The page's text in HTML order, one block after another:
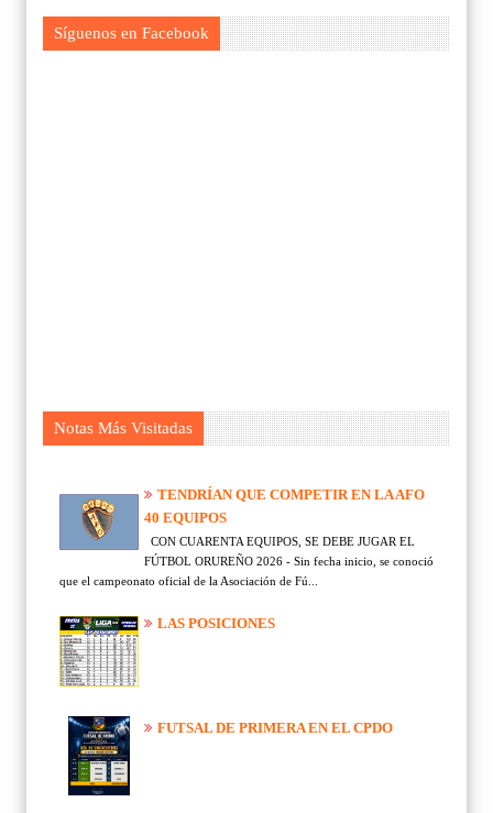
Síguenos en Facebook
Notas Más Visitadas
TENDRÍAN QUE COMPETIR EN LA AFO
40 EQUIPOS
CON CUARENTA EQUIPOS, SE DEBE JUGAR EL
FÚTBOL ORUREÑO 2026 - Sin fecha inicio, se conoció
que el campeonato oficial de la Asociación de Fú...
LAS POSICIONES
FUTSAL DE PRIMERA EN EL CPDO